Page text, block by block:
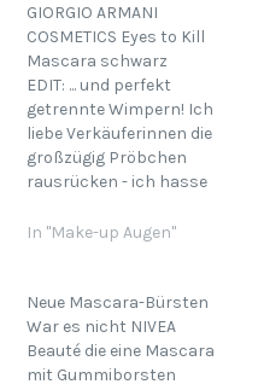
GIORGIO ARMANI
COSMETICS Eyes to Kill
Mascara schwarz
EDIT: ... und perfekt
getrennte Wimpern! Ich
liebe Verkäuferinnen die
großzügig Pröbchen
rausrücken - ich hasse
Pröbchen rausrücken, die
hatte ich bislang so gut
wie nie, aber das finde ich
mal richtig gut. Nach
einigen Tagen testen kann
In "Make-up Augen"
Neue Mascara-Bürsten
War es nicht NIVEA
Beauté die eine Mascara
mit Gummiborsten